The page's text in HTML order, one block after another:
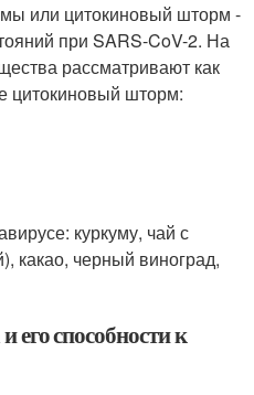
или цитокиновый шторм -
при SARS-CoV-2. На
рассматривают как
цитокиновый шторм:
куркуму, чай с
какао, черный виноград,
его способности к